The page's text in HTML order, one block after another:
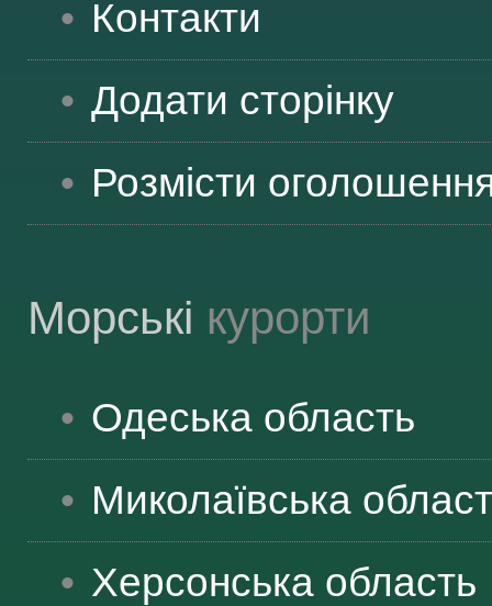
ВІДВІДУВАЧАМ
АКЦІЇ
НОВЕ!
ОГОЛОШЕННЯ
ЯК ДОЇХАТИ
Контакти
Додати сторінку
Розмісти
Морські курорти
Одеська область
Миколаївська
Херсонська область